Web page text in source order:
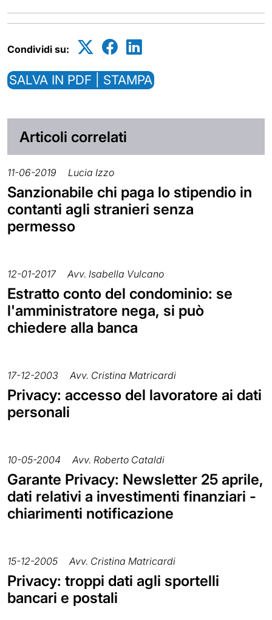
Condividi su:
SALVA IN PDF | STAMPA
Articoli correlati
11-06-2019 Lucia Izzo
Sanzionabile chi paga lo stipendio in
contanti agli stranieri senza
permesso
12-01-2017 Avv. Isabella Vulcano
Estratto conto del condominio: se
l'amministratore nega, si può
chiedere alla banca
17-12-2003 Avv. Cristina Matricardi
Privacy: accesso del lavoratore ai dati
personali
10-05-2004 Avv. Roberto Cataldi
Garante Privacy: Newsletter 25 aprile,
dati relativi a investimenti finanziari -
chiarimenti notificazione
15-12-2005 Avv. Cristina Matricardi
Privacy: troppi dati agli sportelli
bancari e postali